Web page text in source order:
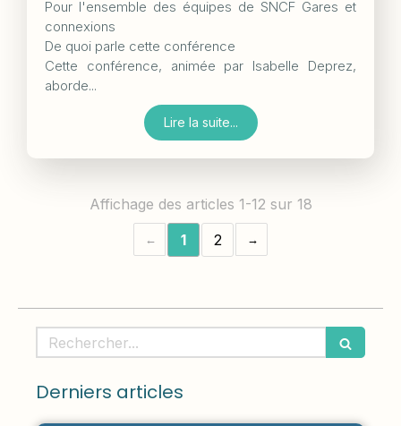
Pour l'ensemble des équipes de SNCF Gares et
connexions
De quoi parle cette conférence
Cette conférence, animée par Isabelle Deprez,
aborde...
Lire la suite...
Affichage des articles 1-12 sur 18
1
2
Rechercher
Derniers articles